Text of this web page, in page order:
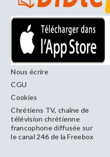
Nous écrire
CGU
Cookies
Chrétiens TV, chaîne de
télévision chrétienne
francophone diffusée sur
le canal 246 de la Freebox